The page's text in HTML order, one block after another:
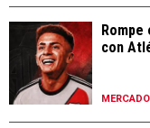
Rompe
con